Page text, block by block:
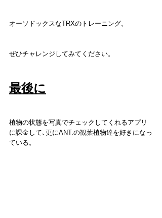
オーソドックスなTRXのトレーニング。
ぜひチャレンジしてみてください。
最後に
植物の状態を写真でチェックしてくれるアプリ
に課金して､更にANT.の観葉植物達を好きになっ
ている。